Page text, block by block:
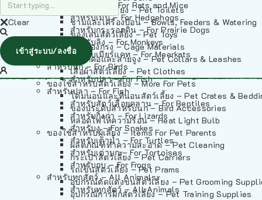
ห้องน้ำสัตว์เลี้ยง – Pet Toilets
ชามและเครื่องป้อน – Bowls, Feeders & Watering
ของเล่นสัตว์เลี้ยง – Pet Toys
วัสดุรองกรง – Cage Materials
ปลอกคอและสายจูง – Pet Collars & Leashes
เสื้อผ้าสัตว์เลี้ยง – Pet Clothes
ของใช้สำหรับสัตว์เลี้ยง – More For Pets
โดมนอนและที่นอนสัตว์เลี้ยง – Pet Crates &
ของประดับสำหรับนก – Bird Accessories
หลอดไฟให้ความร้อน – Heat Light Bulb
ของใช้สำหรับผู้เลี้ยง – Items For Pet Parents
ผลิตภัณฑ์ทำความสะอาด – Pet Cleaning
กระเป๋าสัตว์เลี้ยง – Pet Carriers
รถเข็นสัตว์เลี้ยง – Pet Prams
อุปกรณ์ตัดแต่งขนสัตว์เลี้ยง – Pet Grooming
อุปกรณ์การฝึกสัตว์เลี้ยง – Pet Training Supplies
สำหรับหนู – For Rats and Mice
สำหรับเม่น – For Hedgehogs
สำหรับกระรอกดิน – For Prairie Dogs
สำหรับลิง – For Monkeys
สำหรับเมียร์แคท – For Meerkats
สำหรับนก – For Birds
สำหรับปลา – For Fish
สำหรับปลา – For Fish
สำหรับสัตว์เลื้อยคลาน – For Reptiles
สำหรับกิ้งก่า – For Lizards
สำหรับงู – For Snakes
สำหรับเต่าน้ำ – For Turtles
สำหรับเต่าบก – For Tortoises
สำหรับกบ – For Frogs
สำหรับทุกสัตว์ – All Animals
สำหรับทุกสัตว์ – All Animals
Clear
เข้าสู่ระบบ/ลงชื่อ